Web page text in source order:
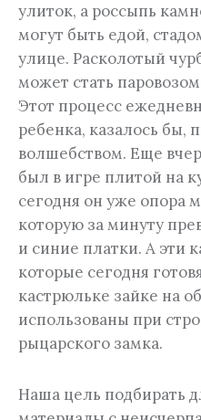
улиток, а россыпь
могут быть едой,
улице. Расколотый
может стать
Этот процесс
ребенка, казалось бы,
волшебством. Еще
был в игре плитой на
сегодня он уже опора
которую за минуту
и синие платки. А эти
которые сегодня
кастрюльке зайке на
использованы при
рыцарского замка.
Наша цель подбирать